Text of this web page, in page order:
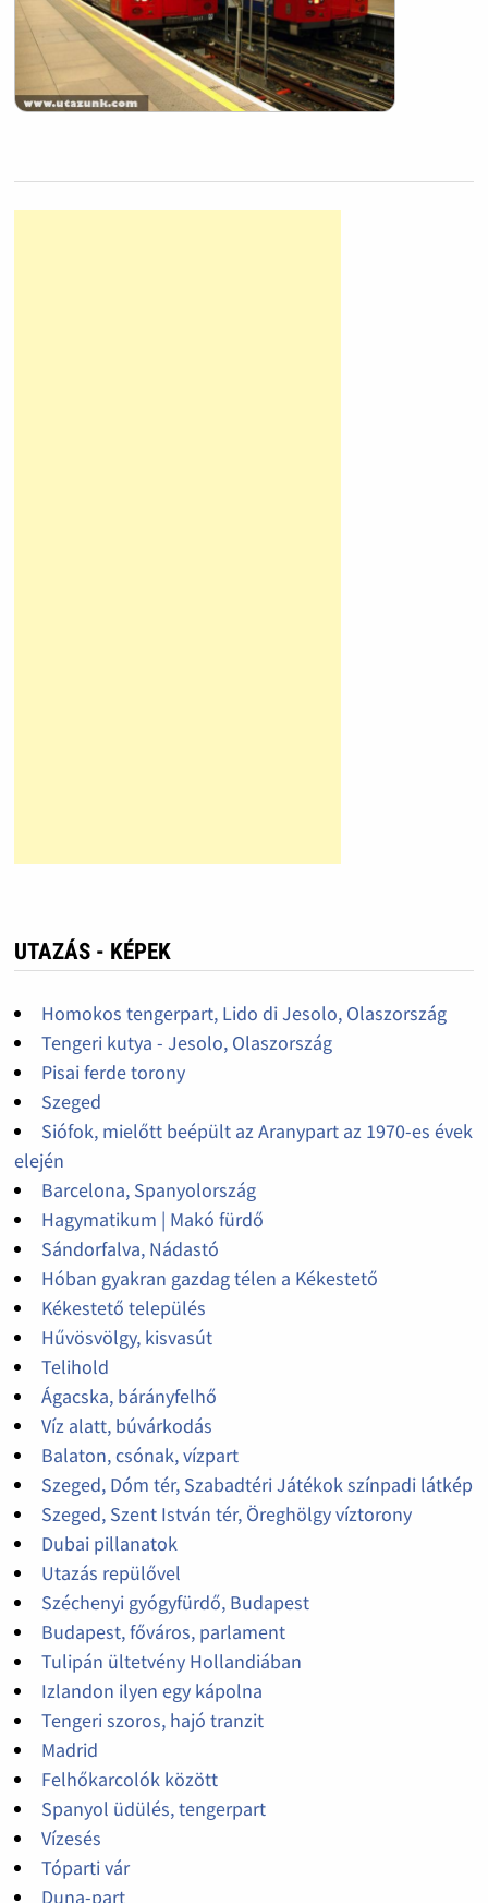
UTAZÁS - KÉPEK
Homokos tengerpart, Lido di Jesolo, Olaszország
Tengeri kutya - Jesolo, Olaszország
Pisai ferde torony
Szeged
Siófok, mielőtt beépült az Aranypart az 1970-es évek
elején
Barcelona, Spanyolország
Hagymatikum | Makó fürdő
Sándorfalva, Nádastó
Hóban gyakran gazdag télen a Kékestető
Kékestető település
Hűvösvölgy, kisvasút
Telihold
Ágacska, bárányfelhő
Víz alatt, búvárkodás
Balaton, csónak, vízpart
Szeged, Dóm tér, Szabadtéri Játékok színpadi látkép
Szeged, Szent István tér, Öreghölgy víztorony
Dubai pillanatok
Utazás repülővel
Széchenyi gyógyfürdő, Budapest
Budapest, főváros, parlament
Tulipán ültetvény Hollandiában
Izlandon ilyen egy kápolna
Tengeri szoros, hajó tranzit
Madrid
Felhőkarcolók között
Spanyol üdülés, tengerpart
Vízesés
Tóparti vár
Duna-part